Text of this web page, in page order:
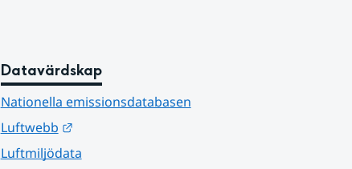
Datavärdskap
Nationella emissionsdatabasen
Luftwebb
Länk till annan webbplats.
Luftmiljödata